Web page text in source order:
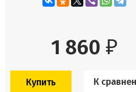
1 860 ₽
К